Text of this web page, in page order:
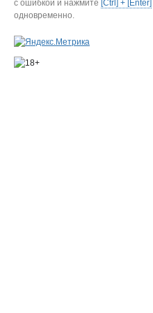
с ошибкой и нажмите [Ctrl] + [Enter]
одновременно.